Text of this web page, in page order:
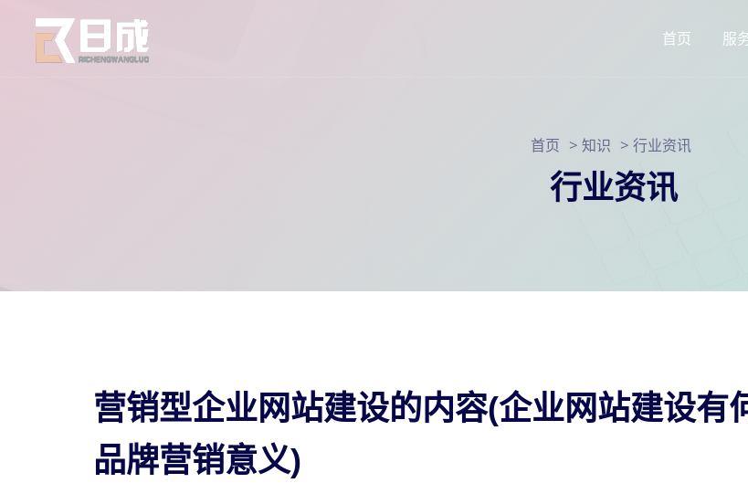
首页 服
首页 > 知识 > 行业资讯
行业资讯
营销型企业网站建设的内容(企业网站建设有
品牌营销意义)